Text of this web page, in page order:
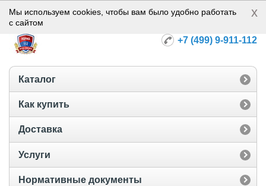
Норма-112
+7 (499) 9-911-112
Каталог
Как купить
Доставка
Услуги
Нормативные документы
Мы используем cookies, чтобы вам было удобно работать
с сайтом
x